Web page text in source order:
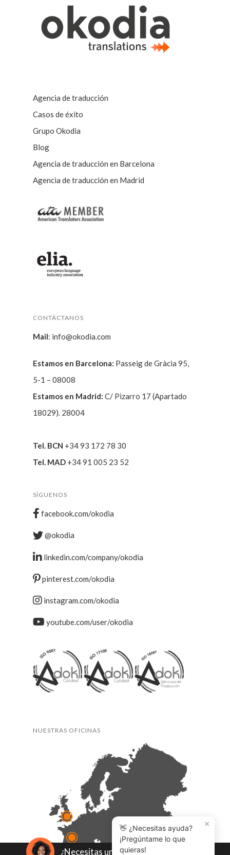
Agencia de traducción
Casos de éxito
Grupo Okodia
Blog
Agencia de traducción en Barcelona
Agencia de traducción en Madrid
CONTÁCTANOS
Mail: info@okodia.com
Estamos en Barcelona: Passeig de Gràcia 95,
5-1 – 08008
Estamos en Madrid: C/ Pizarro 17 (Apartado
18029). 28004
Tel. BCN +34 93 172 78 30
Tel. MAD +34 91 005 23 52
SÍGUENOS
facebook.com/okodia
@okodia
linkedin.com/company/okodia
pinterest.com/okodia
instagram.com/okodia
youtube.com/user/okodia
NUESTRAS OFICINAS
×
👋 ¿Necesitas ayuda?
¡Pregúntame lo que
quieras!
¿Necesitas un presupuesto?